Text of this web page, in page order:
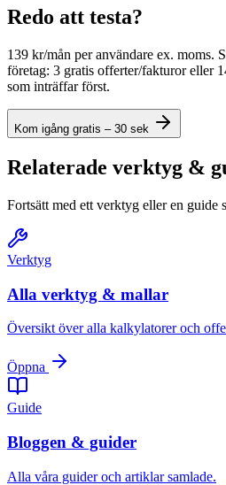
Redo att testa?
139 kr/mån per användare ex. moms.
företag: 3 gratis offerter/fakturor eller
som inträffar först.
Kom igång gratis – 30 sek
Relaterade verktyg &
Fortsätt med ett verktyg eller en guide
Verktyg
Alla verktyg & mallar
Översikt över alla kalkylatorer och
Öppna
Guide
Bloggen & guider
Alla våra guider och artiklar samlade.